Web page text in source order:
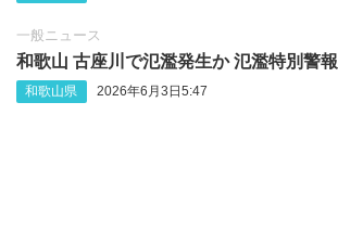
一般ニュース
和歌山 古座川で氾濫発生か 氾濫特別警報
和歌山県 2026年6月3日5:47